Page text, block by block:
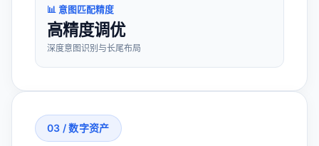
📊 意图匹配精度
高精度调优
深度意图识别与长尾布局
03 / 数字资产